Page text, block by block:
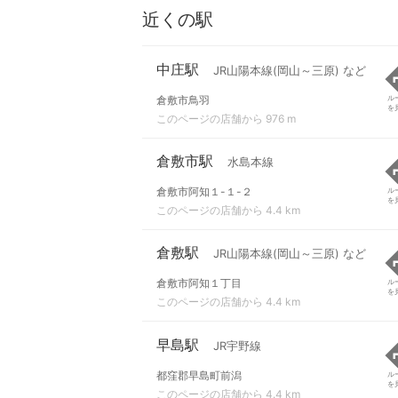
近くの駅
中庄駅 JR山陽本線(岡山～三原) など
倉敷市鳥羽
このページの店舗から 976 m
ル
を
倉敷市駅 水島本線
倉敷市阿知１-１-２
このページの店舗から 4.4 km
ル
を
倉敷駅 JR山陽本線(岡山～三原) など
倉敷市阿知１丁目
このページの店舗から 4.4 km
ル
を
早島駅 JR宇野線
都窪郡早島町前潟
このページの店舗から 4.4 km
ル
を